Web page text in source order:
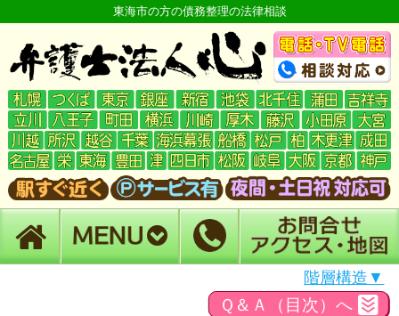
東海市の方の債務整理の法律相談
階層構造▼
Ｑ＆Ａ（目次）へ